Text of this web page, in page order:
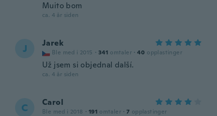
Muito bom
ca. 4 år siden
J Jarek
Ble med i 2015 · 341 omtaler · 40 opplastinger
Už jsem si objednal další.
ca. 4 år siden
C Carol
Ble med i 2018 · 191 omtaler · 7 opplastinger